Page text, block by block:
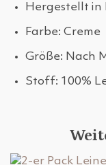
Hergestellt in
Farbe: Creme
Größe: Nach
Stoff: 100%